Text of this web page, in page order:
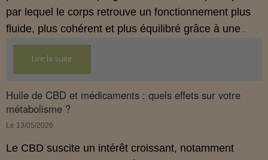
par lequel le corps retrouve un fonctionnement plus
fluide, plus cohérent et plus équilibré grâce à une
hygiène de vie adaptée.
Lire la suite
Huile de CBD et médicaments : quels effets sur votre
métabolisme ?
Le 13/05/2026
Le CBD suscite un intérêt croissant, notamment